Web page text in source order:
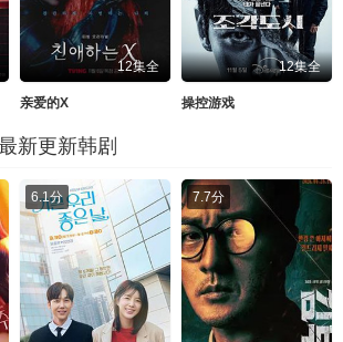
12集全
亲爱的X
12集全
操控游戏
新更新韩剧
6.1分 7.7分